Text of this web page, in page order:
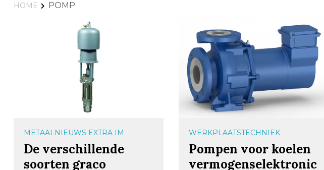
HOME POMP
METAALNIEUWS EXTRA IM
De verschillende
soorten graco
WERKPLAATSTECHNIEK
Pompen voor koelen
vermogenselektronic